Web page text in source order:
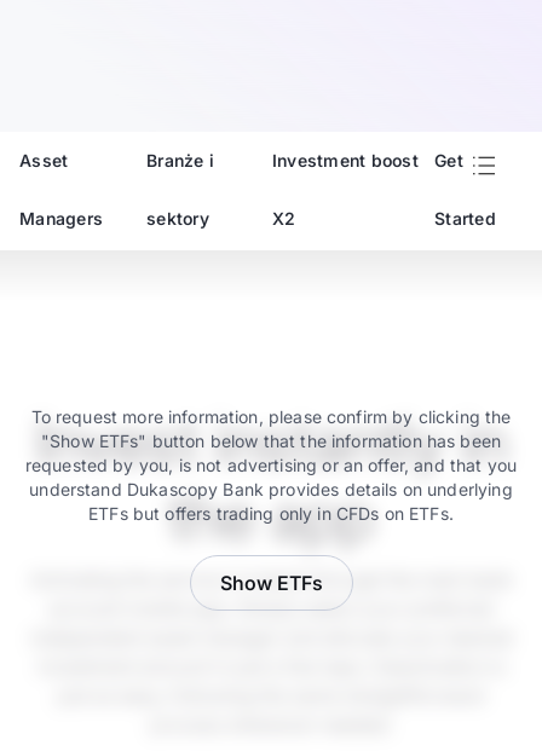
Asset
Managers
Branże i
sektory
Investment boost
X2
Get
Started
Invest instantly in
the app
Activating the service is instant through the main bank
account mobile app. Simply select your preferred
To request more information, please confirm by clicking the
"Show ETFs" button below that the information has been
requested by you, is not advertising or an offer, and that you
understand Dukascopy Bank provides details on underlying
ETFs but offers trading only in CFDs on ETFs.
Show ETFs